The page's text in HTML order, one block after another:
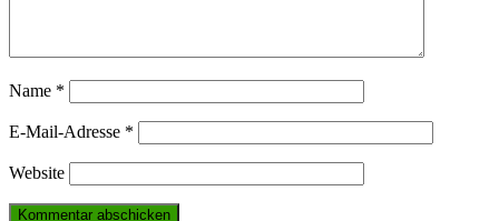
Name *
E-Mail-Adresse *
Website